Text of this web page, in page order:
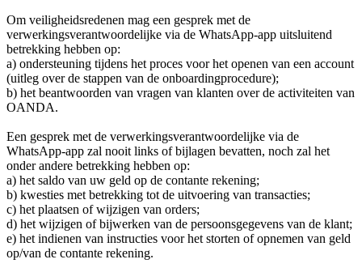
Om veiligheidsredenen mag een gesprek met de
verwerkingsverantwoordelijke via de WhatsApp-app uitsluitend
betrekking hebben op:
a) ondersteuning tijdens het proces voor het openen van een account
(uitleg over de stappen van de onboardingprocedure);
b) het beantwoorden van vragen van klanten over de activiteiten van
OANDA.
Een gesprek met de verwerkingsverantwoordelijke via de
WhatsApp-app zal nooit links of bijlagen bevatten, noch zal het
onder andere betrekking hebben op:
a) het saldo van uw geld op de contante rekening;
b) kwesties met betrekking tot de uitvoering van transacties;
c) het plaatsen of wijzigen van orders;
d) het wijzigen of bijwerken van de persoonsgegevens van de klant;
e) het indienen van instructies voor het storten of opnemen van geld
op/van de contante rekening.